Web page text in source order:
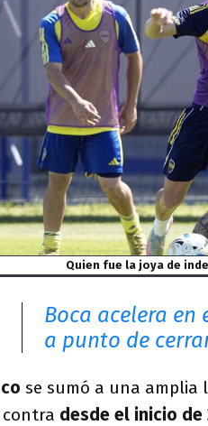
Quien fue la joya de
Boca acelera en
a punto de
se sumó a una amplia
desde el inicio de